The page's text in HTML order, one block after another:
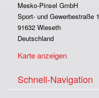
Mesko-Pinsel GmbH
Sport- und Gewerbestraße 1
91632 Wieseth
Deutschland
Karte anzeigen
Schnell-Navigation